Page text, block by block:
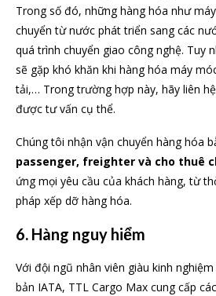
Trong số đó, những hàng hóa như
chuyển từ nước phát triển sang các
quá trình chuyển giao công nghệ. Tuy
sẽ gặp khó khăn khi hàng hóa máy
tải,… Trong trường hợp này, hãy liên
được tư vấn cụ thể.
Chúng tôi nhận vận chuyển hàng hóa
passenger, freighter và cho thuê
ứng mọi yêu cầu của khách hàng, từ
pháp xếp dỡ hàng hóa.
6. Hàng nguy hiểm
Với đội ngũ nhân viên giàu kinh
bản IATA, TTL Cargo Max cung cấp